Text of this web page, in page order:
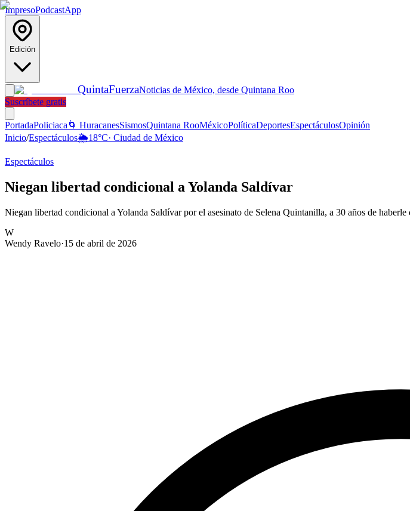
ImpresoPodcastApp
Edición
QuintaFuerzaNoticias de México, desde Quintana Roo
Suscríbete gratis
PortadaPoliciaca 🌀 HuracanesSismosQuintana RooMéxicoPolíticaDeportesEspectáculosOpinión
Inicio/Espectáculos🌦️18°C· Ciudad de México
Espectáculos
Niegan libertad condicional a Yolanda Saldívar
Niegan libertad condicional a Yolanda Saldívar por el asesinato de Selena Quintanilla, a 30 años de haberle
W
Wendy Ravelo·15 de abril de 2026